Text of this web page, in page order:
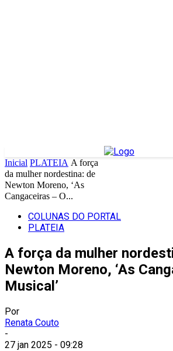
Inicial PLATEIA A força
da mulher nordestina: de
Newton Moreno, ‘As
Cangaceiras – O...
COLUNAS DO PORTAL
PLATEIA
A força da mulher
Newton Moreno, ‘As
Musical’
Por
Renata Couto
-
27 jan 2025 - 09:28